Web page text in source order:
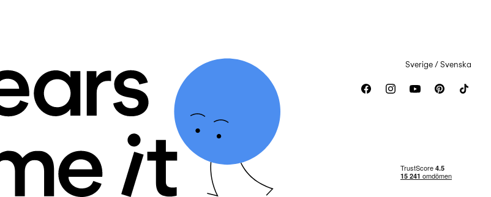
Sverige / Svenska